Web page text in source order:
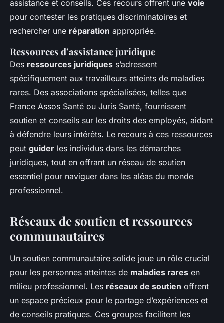
assistance et conseils. Ces recours offrent une voie
pour contester les pratiques discriminatoires et
rechercher une réparation appropriée.
Ressources d’assistance juridique
Des ressources juridiques s’adressent
spécifiquement aux travailleurs atteints de maladies
rares. Des associations spécialisées, telles que
France Assos Santé ou Juris Santé, fournissent
soutien et conseils sur les droits des employés, aidant
à défendre leurs intérêts. Le recours à ces ressources
peut guider les individus dans les démarches
juridiques, tout en offrant un réseau de soutien
essentiel pour naviguer dans les aléas du monde
professionnel.
Réseaux de soutien et ressources
communautaires
Un soutien communautaire solide joue un rôle crucial
pour les personnes atteintes de maladies rares en
milieu professionnel. Les réseaux de soutien offrent
un espace précieux pour le partage d’expériences et
de conseils pratiques. Ces groupes facilitent les